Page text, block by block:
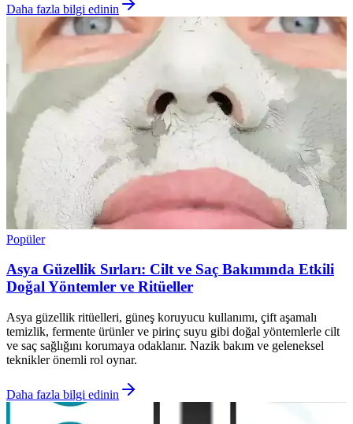
Daha fazla bilgi edinin
Popüler
Asya Güzellik Sırları: Cilt ve Saç Bakımında Etkili
Doğal Yöntemler ve Ritüeller
Asya güzellik ritüelleri, güneş koruyucu kullanımı, çift aşamalı
temizlik, fermente ürünler ve pirinç suyu gibi doğal yöntemlerle cilt
ve saç sağlığını korumaya odaklanır. Nazik bakım ve geleneksel
teknikler önemli rol oynar.
Daha fazla bilgi edinin